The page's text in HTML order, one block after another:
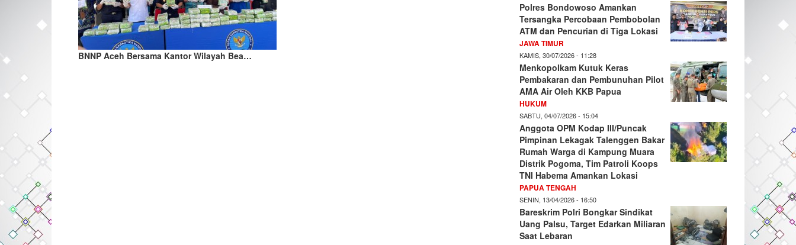
BNNP Aceh Bersama Kantor Wilayah Bea…
Polres Bondowoso Amankan
Tersangka Percobaan Pembobolan
ATM dan Pencurian di Tiga Lokasi
JAWA TIMUR
KAMIS, 30/07/2026 - 11:28
Menkopolkam Kutuk Keras
Pembakaran dan Pembunuhan Pilot
AMA Air Oleh KKB Papua
HUKUM
SABTU, 04/07/2026 - 15:04
Anggota OPM Kodap III/Puncak
Pimpinan Lekagak Talenggen Bakar
Rumah Warga di Kampung Muara
Distrik Pogoma, Tim Patroli Koops
TNI Habema Amankan Lokasi
PAPUA TENGAH
SENIN, 13/04/2026 - 16:50
Bareskrim Polri Bongkar Sindikat
Uang Palsu, Target Edarkan Miliaran
Saat Lebaran